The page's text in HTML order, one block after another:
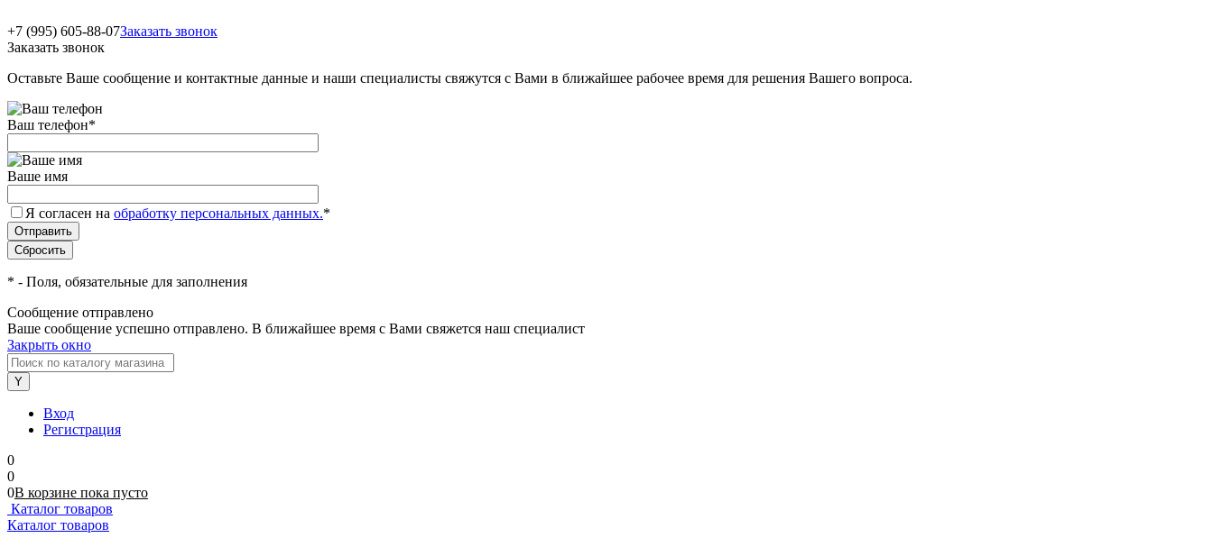
+7 (995) 605-88-07Заказать звонок
Заказать звонок
Оставьте Ваше сообщение и контактные данные и наши специалисты свяжутся с Вами в ближайшее рабочее время для решения Вашего вопроса.
Ваш телефон*
Ваше имя
Я согласен на обработку персональных данных.*
* - Поля, обязательные для заполнения
Сообщение отправлено
Ваше сообщение успешно отправлено. В ближайшее время с Вами свяжется наш специалист
Закрыть окно
Вход
Регистрация
0
0
0В корзине пока пусто
Каталог товаров
Каталог товаров